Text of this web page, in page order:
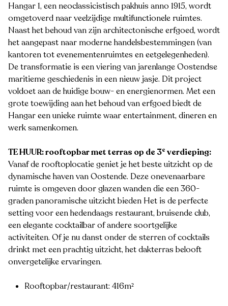
Hangar 1, een neoclassicistisch pakhuis anno 1915, wordt
omgetoverd naar veelzijdige multifunctionele ruimtes.
Naast het behoud van zijn architectonische erfgoed, wordt
het aangepast naar moderne handelsbestemmingen (van
kantoren tot evenementenruimtes en eetgelegenheden).
De transformatie is een viering van jarenlange Oostendse
maritieme geschiedenis in een nieuw jasje. Dit project
voldoet aan de huidige bouw- en energienormen. Met een
grote toewijding aan het behoud van erfgoed biedt de
Hangar een unieke ruimte waar entertainment, dineren en
werk samenkomen.
TE HUUR: rooftopbar met terras op de 3e verdieping:
Vanaf de rooftoplocatie geniet je het beste uitzicht op de
dynamische haven van Oostende. Deze onevenaarbare
ruimte is omgeven door glazen wanden die een 360-
graden panoramische uitzicht bieden Het is de perfecte
setting voor een hedendaags restaurant, bruisende club,
een elegante cocktailbar of andere soortgelijke
activiteiten. Of je nu danst onder de sterren of cocktails
drinkt met een prachtig uitzicht, het dakterras belooft
onvergetelijke ervaringen.
Rooftopbar/restaurant: 416m²